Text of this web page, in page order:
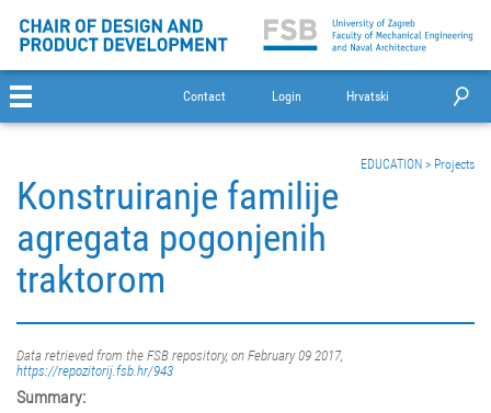
Contact Login Hrvatski
EDUCATION > Projects
Konstruiranje familije
agregata pogonjenih
traktorom
Data retrieved from the FSB repository, on February 09 2017,
https://repozitorij.fsb.hr/943
Summary: